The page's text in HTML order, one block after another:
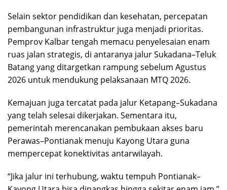
Selain sektor pendidikan dan kesehatan, percepatan
pembangunan infrastruktur juga menjadi prioritas.
Pemprov Kalbar tengah memacu penyelesaian enam
ruas jalan strategis, di antaranya jalur Sukadana–Teluk
Batang yang ditargetkan rampung sebelum Agustus
2026 untuk mendukung pelaksanaan MTQ 2026.
Kemajuan juga tercatat pada jalur Ketapang–Sukadana
yang telah selesai dikerjakan. Sementara itu,
pemerintah merencanakan pembukaan akses baru
Perawas–Pontianak menuju Kayong Utara guna
mempercepat konektivitas antarwilayah.
“Jika jalur ini terhubung, waktu tempuh Pontianak–